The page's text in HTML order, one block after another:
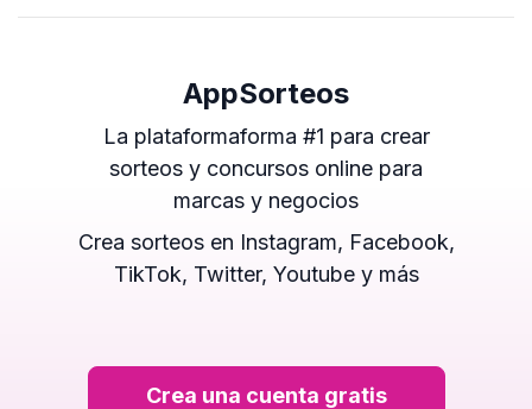
AppSorteos
La plataformaforma #1 para crear
sorteos y concursos online para
marcas y negocios
Crea sorteos en Instagram, Facebook,
TikTok, Twitter, Youtube y más
Crea una cuenta gratis